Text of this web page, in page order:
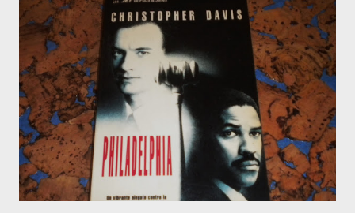
romper con una pauta antigua y programar otra más positiva se
necesita un período de tiempo comprendido entre 21 y 28 días.
A partir de entonces, se forman en el cerebro nuevas vías
neuronales, y, por ende, otras creencias positivas que nos
ayudan a alcanzar nuestros sueños. En tu recorrido personal a
través de este proceso de 28 días, dejarás atrás antiguas ideas y
actitudes t...